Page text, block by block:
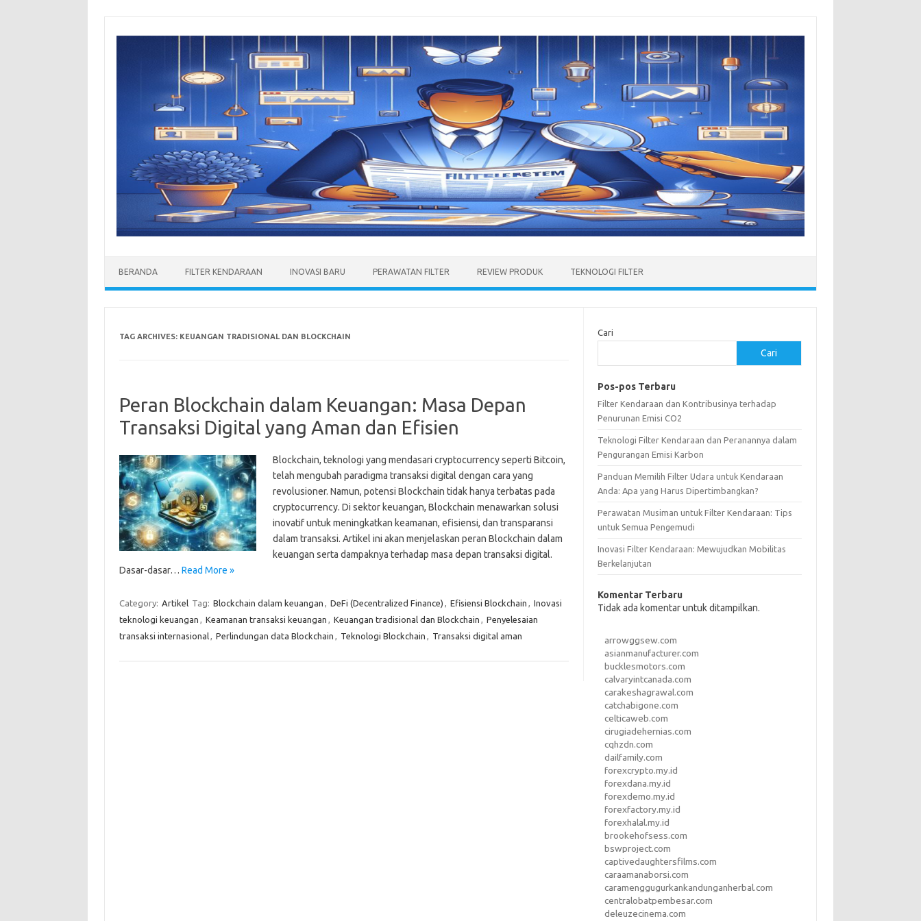
BERANDA FILTER KENDARAAN INOVASI BARU PERAWATAN FILTER REVIEW PRODUK TEKNOLOGI FILTER
TAG ARCHIVES: KEUANGAN TRADISIONAL DAN BLOCKCHAIN
Peran Blockchain dalam Keuangan: Masa Depan
Transaksi Digital yang Aman dan Efisien
Blockchain, teknologi yang mendasari cryptocurrency seperti Bitcoin,
telah mengubah paradigma transaksi digital dengan cara yang
revolusioner. Namun, potensi Blockchain tidak hanya terbatas pada
cryptocurrency. Di sektor keuangan, Blockchain menawarkan solusi
inovatif untuk meningkatkan keamanan, efisiensi, dan transparansi
dalam transaksi. Artikel ini akan menjelaskan peran Blockchain dalam
keuangan serta dampaknya terhadap masa depan transaksi digital.
Dasar-dasar… Read More »
Category: Artikel Tag: Blockchain dalam keuangan , DeFi (Decentralized Finance) , Efisiensi Blockchain , Inovasi
teknologi keuangan , Keamanan transaksi keuangan , Keuangan tradisional dan Blockchain , Penyelesaian
transaksi internasional, Perlindungan data Blockchain , Teknologi Blockchain , Transaksi digital aman
Cari
Cari
Pos-pos Terbaru
Filter Kendaraan dan Kontribusinya terhadap
Penurunan Emisi CO2
Teknologi Filter Kendaraan dan Peranannya dalam
Pengurangan Emisi Karbon
Panduan Memilih Filter Udara untuk Kendaraan
Anda: Apa yang Harus Dipertimbangkan?
Perawatan Musiman untuk Filter Kendaraan: Tips
untuk Semua Pengemudi
Inovasi Filter Kendaraan: Mewujudkan Mobilitas
Berkelanjutan
Komentar Terbaru
Tidak ada komentar untuk ditampilkan.
arrowggsew.com
asianmanufacturer.com
bucklesmotors.com
calvaryintcanada.com
carakeshagrawal.com
catchabigone.com
celticaweb.com
cirugiadehernias.com
cqhzdn.com
dailfamily.com
forexcrypto.my.id
forexdana.my.id
forexdemo.my.id
forexfactory.my.id
forexhalal.my.id
brookehofsess.com
bswproject.com
captivedaughtersfilms.com
caraamanaborsi.com
caramenggugurkankandunganherbal.com
centralobatpembesar.com
deleuzecinema.com